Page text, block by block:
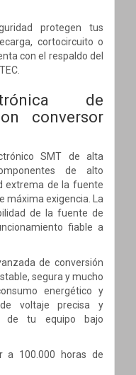
protegen tus
cortocircuito o
con el respaldo del
de
conversor
SMT de alta
de alto
extrema de la fuente
máxima exigencia. La
de la fuente de
fiable a
de conversión
segura y mucho
energético y
voltaje precisa y
de tu equipo bajo
a 100.000 horas de